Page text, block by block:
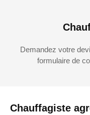
Chauffagiste
Demandez votre
formulaire de